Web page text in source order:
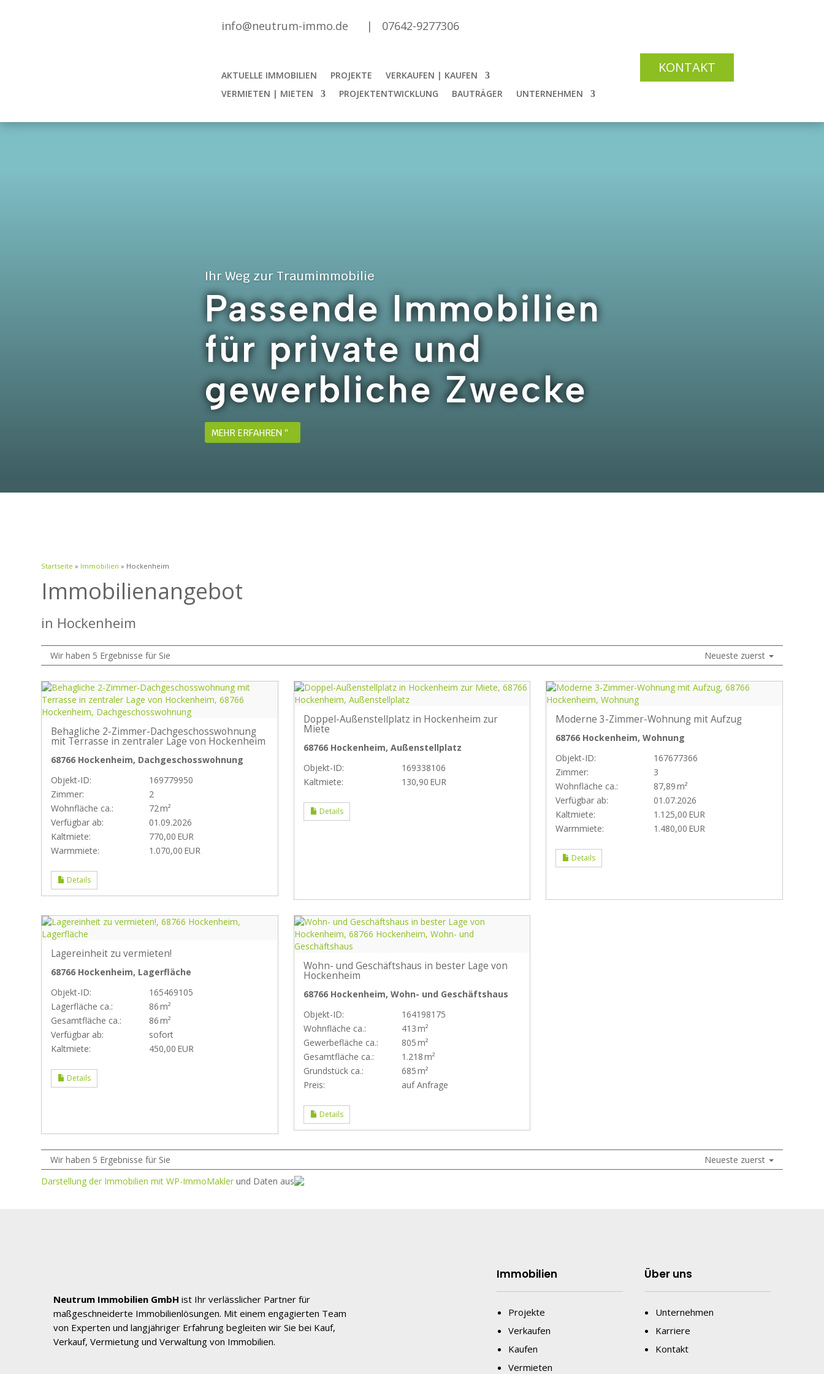
info@neutrum-immo.de | 07642-9277306
AKTUELLE IMMOBILIEN PROJEKTE
VERKAUFEN | KAUFEN
VERMIETEN | MIETEN
PROJEKTENTWICKLUNG BAUTRÄGER UNTERNEHMEN
KONTAKT
Ihr Weg zur Traumimmobilie
Passende Immobilien
für private und
gewerbliche Zwecke
MEHR ERFAHREN
Startseite » Immobilien » Hockenheim
Immobilien­angebot
in Hockenheim
Wir haben 5 Ergebnisse für Sie Neueste zuerst
Behagliche 2-Zimmer-Dachgeschosswohnung
mit Terrasse in zentraler Lage von Hockenheim
68766 Hockenheim, Dachgeschosswohnung
Objekt-ID:
169779950
Zimmer:
2
Wohnfläche ca.:
72 m²
Verfügbar ab:
01.09.2026
Kaltmiete:
770,00 EUR
Warmmiete:
1.070,00 EUR
Details
Doppel-Außenstellplatz in Hockenheim zur
Miete
68766 Hockenheim, Außenstellplatz
Objekt-ID:
169338106
Kaltmiete:
130,90 EUR
Details
Moderne 3-Zimmer-Wohnung mit Aufzug
68766 Hockenheim, Wohnung
Objekt-ID:
167677366
Zimmer:
3
Wohnfläche ca.:
87,89 m²
Verfügbar ab:
01.07.2026
Kaltmiete:
1.125,00 EUR
Warmmiete:
1.480,00 EUR
Details
Lagereinheit zu vermieten!
68766 Hockenheim, Lagerfläche
Objekt-ID:
165469105
Lagerfläche ca.:
86 m²
Gesamtfläche ca.:
86 m²
Verfügbar ab:
sofort
Kaltmiete:
450,00 EUR
Details
Wohn- und Geschäftshaus in bester Lage von
Hockenheim
68766 Hockenheim, Wohn- und Geschäftshaus
Objekt-ID:
164198175
Wohnfläche ca.:
413 m²
Gewerbefläche ca.:
805 m²
Gesamtfläche ca.:
1.218 m²
Grund­stück ca.:
685 m²
Preis:
auf Anfrage
Details
Wir haben 5 Ergebnisse für Sie
Neueste zuerst
Darstellung der Immobilien mit WP-ImmoMakler und Daten aus
Neutrum Immobilien GmbH ist Ihr verlässlicher Partner für
maßgeschneiderte Immobilienlösungen. Mit einem engagierten Team
von Experten und langjähriger Erfahrung begleiten wir Sie bei Kauf,
Verkauf, Vermietung und Verwaltung von Immobilien.
Immobilien
Projekte
Verkaufen
Kaufen
Vermieten
Über uns
Unternehmen
Karriere
Kontakt